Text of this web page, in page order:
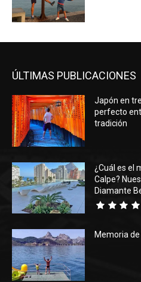
ÚLTIMAS PUBLICACIONES
Japón en
perfecto
tradición
¿Cuál es el
Calpe?
Diamante
Memoria